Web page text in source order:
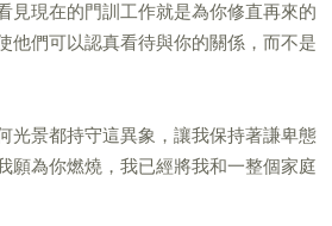
見現在的門訓工作就是為你修直再來的
他們可以認真看待與你的關係，而不是
光景都持守這異象，讓我保持著謙卑態
願為你燃燒，我已經將我和一整個家庭